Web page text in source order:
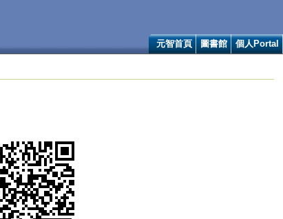
元智首頁 圖書館 個人Portal